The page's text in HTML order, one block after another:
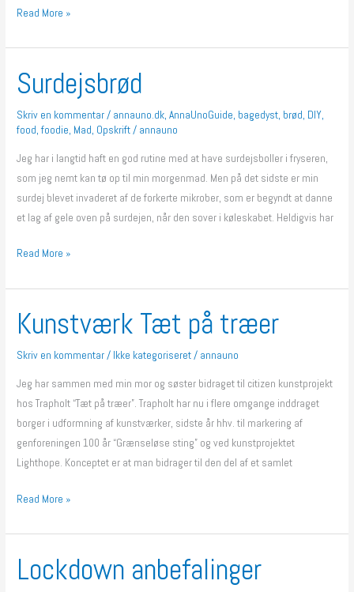
Read More »
Surdejsbrød
Skriv en kommentar/ annauno.dk,AnnaUnoGuide, bagedyst, brød, DIY,
food,foodie, Mad, Opskrift/ annauno
Jeg har i langtid haft en god rutine med at have surdejsboller i fryseren,
som jeg nemt kan tø op til min morgenmad. Men på det sidste er min
surdej blevet invaderet af de forkerte mikrober, som er begyndt at danne
et lag af gele oven på surdejen, når den sover i køleskabet. Heldigvis har
Surdejsbrød
Read More »
Kunstværk Tæt på træer
Skriv en kommentar/ Ikke kategoriseret/ annauno
Jeg har sammen med min mor og søster bidraget til citizen kunstprojekt
hos Trapholt “Tæt på træer”. Trapholt har nu i flere omgange inddraget
borger i udformning af kunstværker, sidste år hhv. til markering af
genforeningen 100 år “Grænseløse sting” og ved kunstprojektet
Lighthope. Konceptet er at man bidrager til den del af et samlet
Kunstværk
Tæt
på
Read More »
Lockdown anbefalinger
Lockdown
anbefalinger